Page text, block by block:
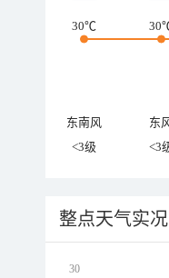
30℃
东南风 东
<3级
<3
整点天气实况
30